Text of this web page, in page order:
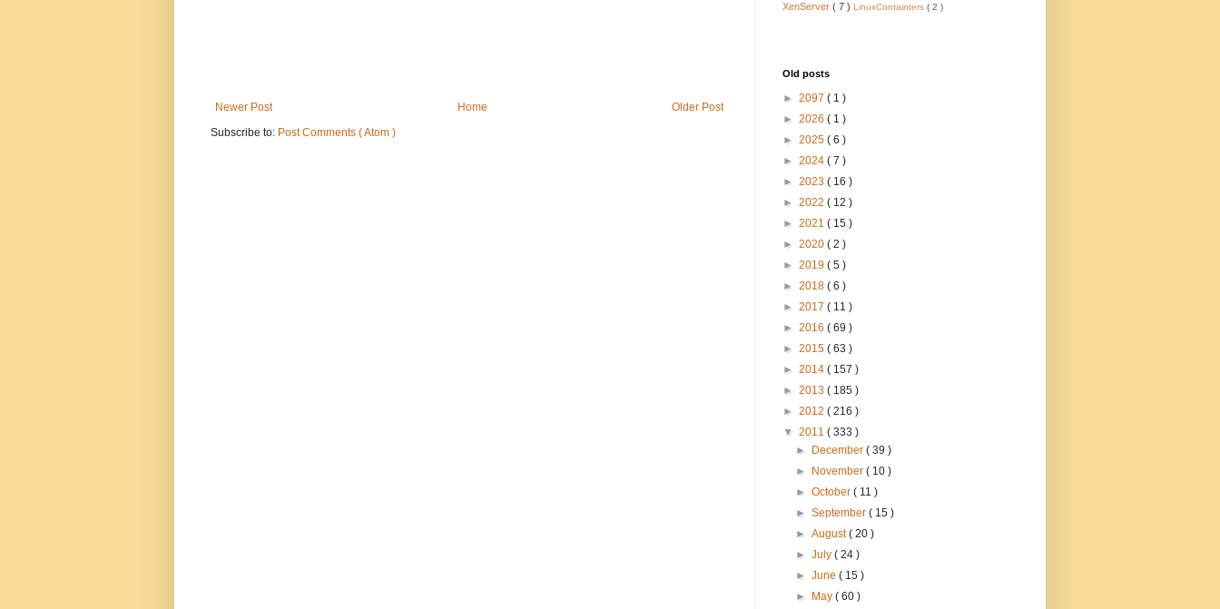
Newer Post Older Post
Home
Subscribe to: Post Comments ( Atom )
XenServer ( 7 ) LinuxContainters ( 2 )
Old posts
► 2097 ( 1 )
► 2026 ( 1 )
► 2025 ( 6 )
► 2024 ( 7 )
► 2023 ( 16 )
► 2022 ( 12 )
► 2021 ( 15 )
► 2020 ( 2 )
► 2019 ( 5 )
► 2018 ( 6 )
► 2017 ( 11 )
► 2016 ( 69 )
► 2015 ( 63 )
► 2014 ( 157 )
► 2013 ( 185 )
► 2012 ( 216 )
▼ 2011 ( 333 )
►
December( 39 )
►
November( 10 )
►October( 11 )
►September( 15 )
►August( 20 )
►July( 24 )
►June( 15 )
►
May( 60 )